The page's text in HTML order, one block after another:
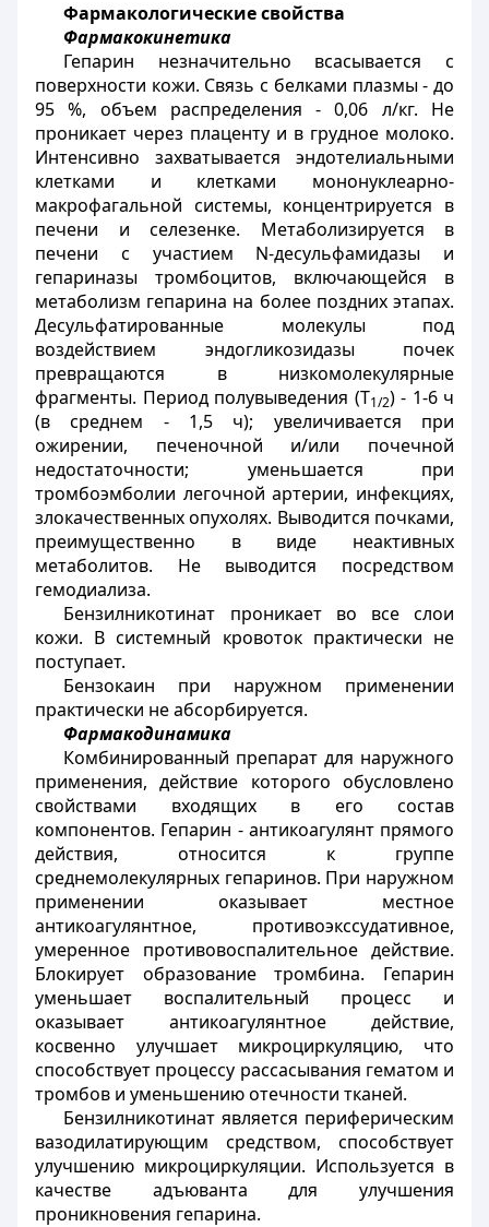
Фармакологические свойства
Фармакокинетика
Гепарин незначительно всасывается с
поверхности кожи. Связь с белками плазмы - до
95 %, объем распределения - 0,06 л/кг. Не
проникает через плаценту и в грудное молоко.
Интенсивно захватывается эндотелиальными
клетками и клетками мононуклеарно-
макрофагальной системы, концентрируется в
печени и селезенке. Метаболизируется в
печени с участием N-десульфамидазы и
гепариназы тромбоцитов, включающейся в
метаболизм гепарина на более поздних этапах.
Десульфатированные молекулы под
воздействием эндогликозидазы почек
превращаются в низкомолекулярные
фрагменты. Период полувыведения (T1/2) - 1-6 ч
(в среднем - 1,5 ч); увеличивается при
ожирении, печеночной и/или почечной
недостаточности; уменьшается при
тромбоэмболии легочной артерии, инфекциях,
злокачественных опухолях. Выводится почками,
преимущественно в виде неактивных
метаболитов. Не выводится посредством
гемодиализа.
Бензилникотинат проникает во все слои
кожи. В системный кровоток практически не
поступает.
Бензокаин при наружном применении
практически не абсорбируется.
Фармакодинамика
Комбинированный препарат для наружного
применения, действие которого обусловлено
свойствами входящих в его состав
компонентов. Гепарин - антикоагулянт прямого
действия, относится к группе
среднемолекулярных гепаринов. При наружном
применении оказывает местное
антикоагулянтное, противоэкссудативное,
умеренное противовоспалительное действие.
Блокирует образование тромбина. Гепарин
уменьшает воспалительный процесс и
оказывает антикоагулянтное действие,
косвенно улучшает микроциркуляцию, что
способствует процессу рассасывания гематом и
тромбов и уменьшению отечности тканей.
Бензилникотинат является периферическим
вазодилатирующим средством, способствует
улучшению микроциркуляции. Используется в
качестве адъюванта для улучшения
проникновения гепарина.